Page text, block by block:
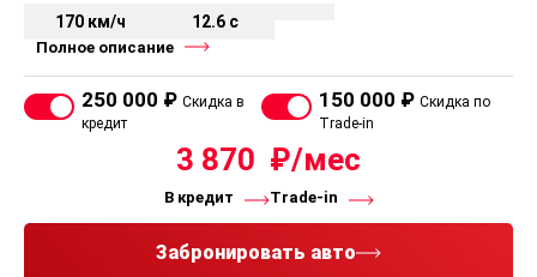
Подсказчик МКПП в комбинации приборов
170 км/ч 12.6 с
Полное описание
250 000 ₽ Скидка в
кредит
150 000 ₽ Скидка по
Trade-in
3 870
В кредит Trade-in
Забронировать авто